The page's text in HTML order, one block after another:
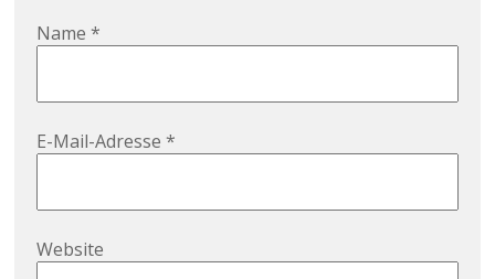
Name*
E-Mail-Adresse*
Website